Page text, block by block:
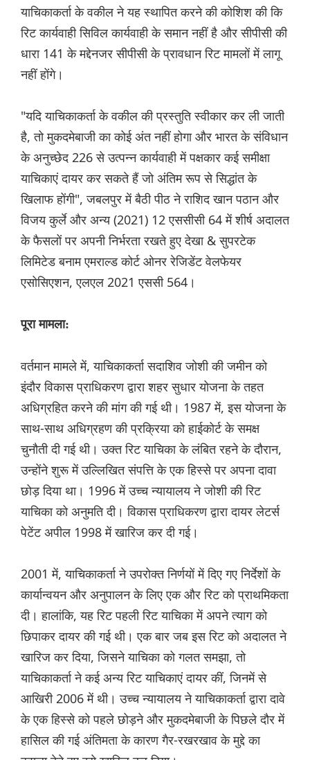
याचिकाकर्ता के वकील ने यह स्थापित करने की कोशिश की कि
रिट कार्यवाही सिविल कार्यवाही के समान नहीं है और सीपीसी की
धारा 141 के मद्देनजर सीपीसी के प्रावधान रिट मामलों में लागू
नहीं होंगे।
"यदि याचिकाकर्ता के वकील की प्रस्तुति स्वीकार कर ली जाती
है, तो मुकदमेबाजी का कोई अंत नहीं होगा और भारत के संविधान
के अनुच्छेद 226 से उत्पन्न कार्यवाही में पक्षकार कई समीक्षा
याचिकाएं दायर कर सकते हैं जो अंतिम रूप से सिद्धांत के
खिलाफ होंगी", जबलपुर में बैठी पीठ ने राशिद खान पठान और
विजय कुर्ले और अन्य (2021) 12 एससीसी 64 में शीर्ष अदालत
के फैसलों पर अपनी निर्भरता रखते हुए देखा & सुपरटेक
लिमिटेड बनाम एमराल्ड कोर्ट ओनर रेजिडेंट वेलफेयर
एसोसिएशन, एलएल 2021 एससी 564।
पूरा मामला:
वर्तमान मामले में, याचिकाकर्ता सदाशिव जोशी की जमीन को
इंदौर विकास प्राधिकरण द्वारा शहर सुधार योजना के तहत
अधिग्रहित करने की मांग की गई थी। 1987 में, इस योजना के
साथ-साथ अधिग्रहण की प्रक्रिया को हाईकोर्ट के समक्ष
चुनौती दी गई थी। उक्त रिट याचिका के लंबित रहने के दौरान,
उन्होंने शुरू में उल्लिखित संपत्ति के एक हिस्से पर अपना दावा
छोड़ दिया था। 1996 में उच्च न्यायालय ने जोशी की रिट
याचिका को अनुमति दी। विकास प्राधिकरण द्वारा दायर लेटर्स
पेटेंट अपील 1998 में खारिज कर दी गई।
2001 में, याचिकाकर्ता ने उपरोक्त निर्णयों में दिए गए निर्देशों के
कार्यान्वयन और अनुपालन के लिए एक और रिट को प्राथमिकता
दी। हालांकि, यह रिट पहली रिट याचिका में अपने त्याग को
छिपाकर दायर की गई थी। एक बार जब इस रिट को अदालत ने
खारिज कर दिया, जिसने याचिका को गलत समझा, तो
याचिकाकर्ता ने कई अन्य रिट याचिकाएं दायर कीं, जिनमें से
आखिरी 2006 में थी। उच्च न्यायालय ने याचिकाकर्ता द्वारा दावे
के एक हिस्से को पहले छोड़ने और मुकदमेबाजी के पिछले दौर में
हासिल की गई अंतिमता के कारण गैर-रखरखाव के मुद्दे का